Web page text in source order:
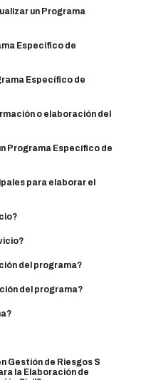
un Programa
Específico de
Específico de
o elaboración del
Programa Específico de
para elaborar el
del programa?
del programa?
Gestión de Riesgos S
la Elaboración de